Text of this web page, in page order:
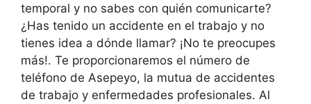
temporal y no sabes con quién comunicarte?
¿Has tenido un accidente en el trabajo y no
tienes idea a dónde llamar? ¡No te preocupes
más!. Te proporcionaremos el número de
teléfono de Asepeyo, la mutua de accidentes
de trabajo y enfermedades profesionales. Al